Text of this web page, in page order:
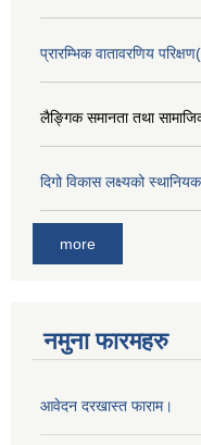
प्रारम्भिक वातावरणिय
लैङ्‍गिक समानता तथा
दिगो विकास लक्ष्यको
more
नमुना फारमहरु
आवेदन दरखास्त फाराम।